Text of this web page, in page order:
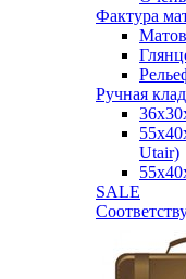
Фактура
Ручная
Utair)
SALE